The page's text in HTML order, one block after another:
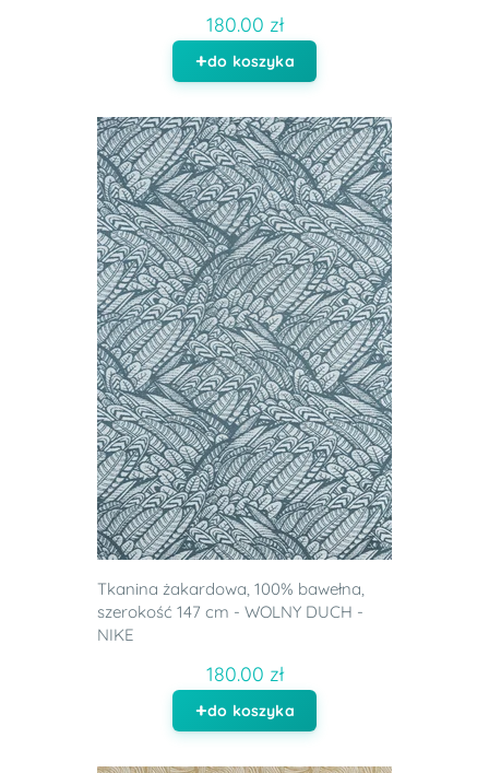
180.00 zł
do koszyka
Tkanina żakardowa, 100% bawełna,
szerokość 147 cm - WOLNY DUCH -
NIKE
180.00 zł
do koszyka